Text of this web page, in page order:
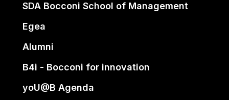
SDA Bocconi School of Management
Egea
Alumni
B4i - Bocconi for innovation
yoU@B Agenda